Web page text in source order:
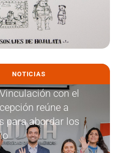
NOTICIAS
con el
reúne a
para abordar los